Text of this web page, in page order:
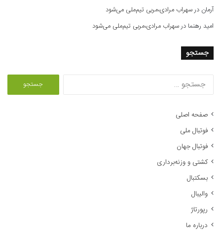
آرمان درسهراب مرادی،مربی تیم‌ملی می‌شود
امید رهنما درسهراب مرادی،مربی تیم‌ملی می‌شود
جستجو
صفحه اصلی
فوتبال ملی
فوتبال جهان
کشتی و وزنه‌برداری
بسکتبال
والیبال
رپورتاژ
درباره ما